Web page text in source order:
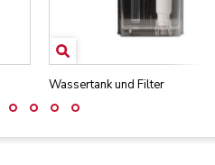
Wassertank und Filter